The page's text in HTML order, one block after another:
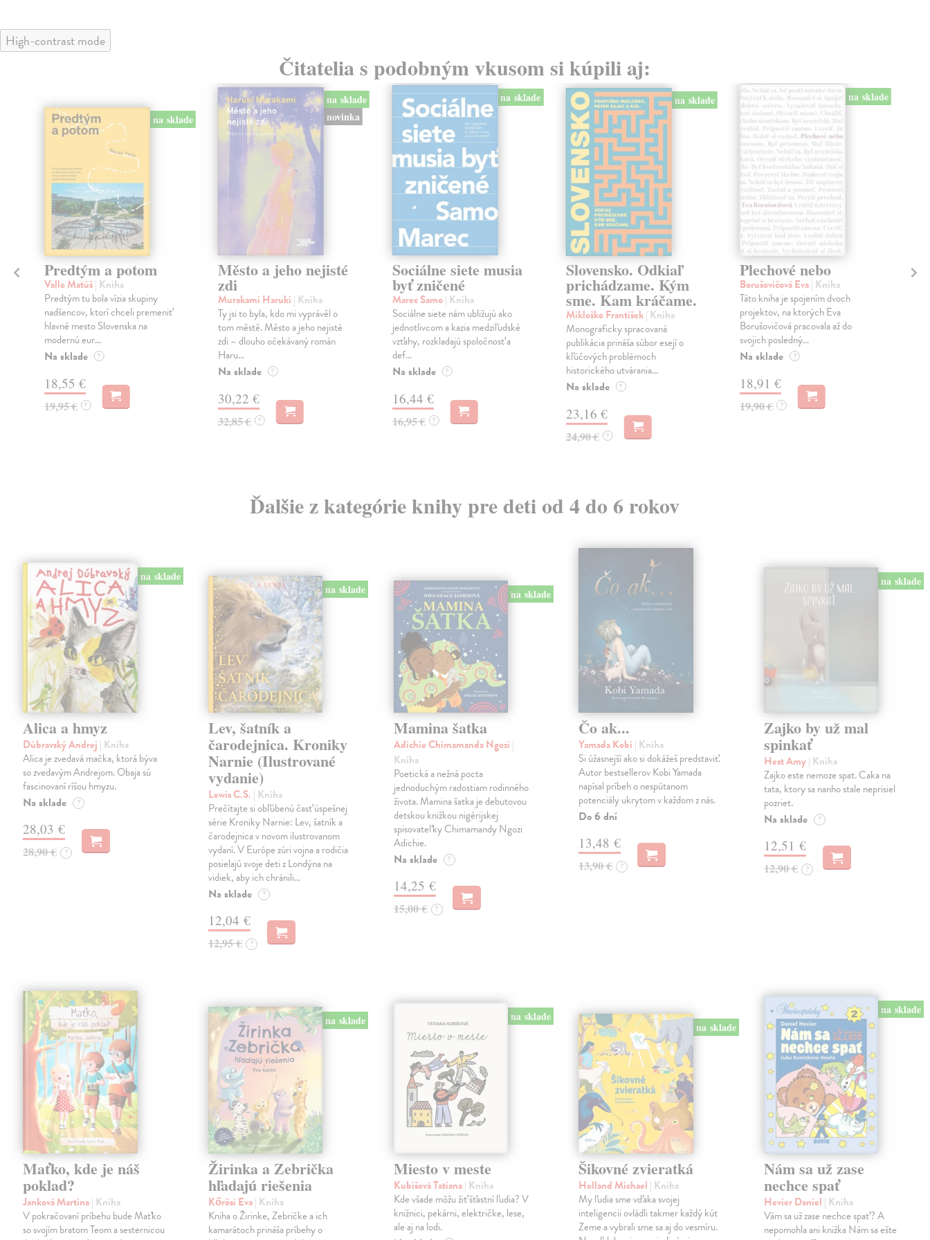
High-contrast mode
Čitatelia s podobným vkusom si kúpili aj:
na sklade
Predtým a potom
Vallo Matúš| Kniha
Predtým tu bola vízia skupiny
nadšencov, ktorí chceli premeniť
hlavné mesto Slovenska na
modernú eur...
Na sklade ?
18,55 €
19,95 € ?
na sklade
novinka
Město a jeho nejisté
zdi
Murakami Haruki | Kniha
Ty jsi to byla, kdo mi vyprávěl o
tom městě. Město a jeho nejisté
zdi – dlouho očekávaný román
Haru...
Na sklade ?
30,22 €
32,85 € ?
na sklade
Sociálne siete musia
byť zničené
Marec Samo| Kniha
Sociálne siete nám ubližujú ako
jednotlivcom a kazia medziľudské
vzťahy, rozkladajú spoločnosť a
def...
Na sklade ?
16,44 €
16,95 € ?
na sklade
Slovensko. Odkiaľ
prichádzame. Kým
sme. Kam kráčame.
Mikloško František| Kniha
Monograficky spracovaná
publikácia prináša súbor esejí o
kľúčových problémoch
historického utvárania...
Na sklade ?
23,16 €
24,90 € ?
na sklade
Plechové nebo
Borušovičová Eva| Kniha
Táto kniha je spojením dvoch
projektov, na ktorých Eva
Borušovičová pracovala až do
svojich posledný...
Na sklade ?
18,91 €
19,90 € ?
Ďalšie z kategórie knihy pre deti od 4 do 6 rokov
na sklade
Alica a hmyz
Dúbravský Andrej | Kniha
Alica je zvedavá mačka, ktorá býva
so zvedavým Andrejom. Obaja sú
fascinovaní ríšou hmyzu.
Na sklade ?
28,03 €
28,90 € ?
na sklade
Lev, šatník a
čarodejnica. Kroniky
Narnie (Ilustrované
vydanie)
Lewis C.S. | Kniha
Prečítajte si obľúbenú časť úspešnej
série Kroniky Narnie: Lev, šatník a
čarodejnica v novom ilustrovanom
vydaní. V Európe zúri vojna a rodičia
posielajú svoje deti z Londýna na
vidiek, aby ich chránili…
Na sklade ?
12,04 €
12,95 € ?
na sklade
Mamina šatka
Adichie Chimamanda Ngozi |
Kniha
Poetická a nežná pocta
jednoduchým radostiam rodinného
života. Mamina šatka je debutovou
detskou knižkou nigérijskej
spisovateľky Chimamandy Ngozi
Adichie.
Na sklade ?
14,25 €
15,00 € ?
Čo ak...
Yamada Kobi | Kniha
Si úžasnejší ako si dokážeš predstaviť.
Autor bestsellerov Kobi Yamada
napísal príbeh o nespútanom
potenciály ukrytom v každom z nás.
Do 6 dní
13,48 €
13,90 € ?
na sklade
Zajko by už mal
spinkať
Hest Amy| Kniha
Zajko este nemoze spat. Caka na
tata, ktory sa nanho stale neprisiel
pozriet.
Na sklade ?
12,51 €
12,90 € ?
Maťko, kde je náš
poklad?
Janková Martina| Kniha
V pokračovaní príbehu bude Maťko
so svojím bratom Teom a sesternicou
na sklade
Žirinka a Zebrička
hľadajú riešenia
Kőrösi Eva| Kniha
Kniha o Žirinke, Zebričke a ich
kamarátoch prináša príbehy o
na sklade
Miesto v meste
Kubišová Tatiana| Kniha
Kde všade môžu žiť šťastní ľudia? V
knižnici, pekárni, električke, lese,
ale aj na lodi.
na sklade
Šikovné zvieratká
Holland Michael | Kniha
My ľudia sme vďaka svojej
inteligencii ovládli takmer každý kút
Zeme a vybrali sme sa aj do vesmíru.
na sklade
Nám sa už zase
nechce spať
Hevier Daniel | Kniha
Vám sa už zase nechce spať? A
nepomohla ani knižka Nám sa ešte